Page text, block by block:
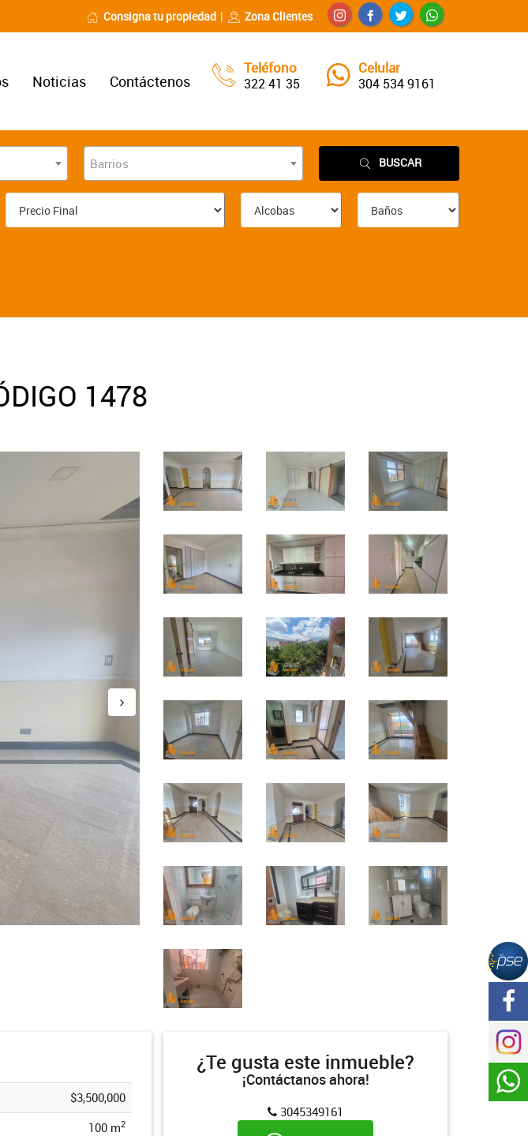
Consigna tu propiedad Zona Clientes
Teléfono
322 41 35
Celular
304 534 9161
Noticias Contáctenos
Barrios BUSCAR
1478
$3,500,000
100 m2
¿Te gusta este inmueble?
¡Contáctanos ahora!
3045349161